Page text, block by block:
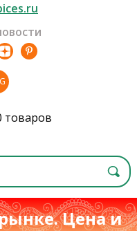
товаров
Цена и